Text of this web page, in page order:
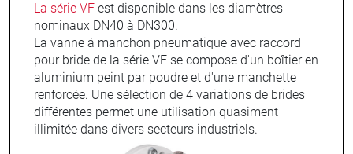
La série VF est disponible dans les diamètres
nominaux DN40 à DN300.
La vanne á manchon pneumatique avec raccord
pour bride de la série VF se compose d'un boîtier en
aluminium peint par poudre et d'une manchette
renforcée. Une sélection de 4 variations de brides
différentes permet une utilisation quasiment
illimitée dans divers secteurs industriels.